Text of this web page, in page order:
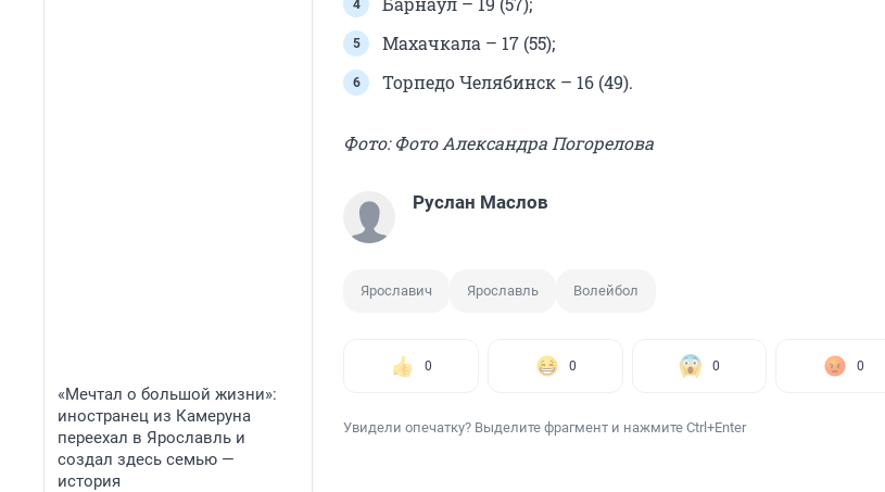
«Мечтал о большой жизни»:
иностранец из Камеруна
переехал в Ярославль и
создал здесь семью —
история
Махачкала – 17 (55);
Торпедо Челябинск – 16 (49).
Фото: Фото Александра Погорелова
Руслан Маслов
Ярославич Ярославль Волейбол
0 0 0 0
Увидели опечатку? Выделите фрагмент и нажмите Ctrl+Enter